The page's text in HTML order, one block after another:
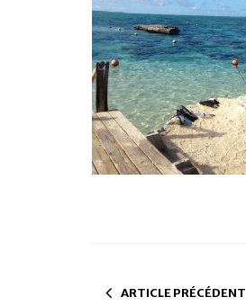
ARTICLE PRÉCÉDENT